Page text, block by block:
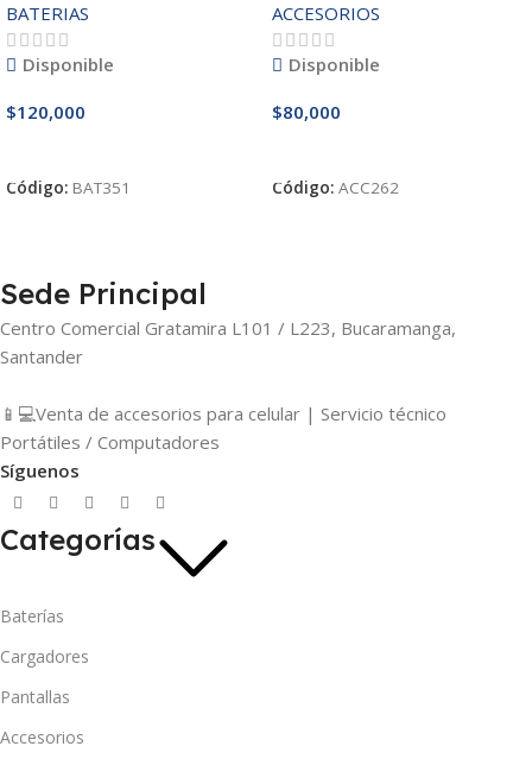
3521/5421/3425 14.8V
BATERIAS
Disponible
$120,000
Código: BAT351
ACCESORIOS
Disponible
$80,000
Código: ACC262
Sede Principal
Centro Comercial Gratamira L101 / L223, Bucaramanga,
Santander
📱💻Venta de accesorios para celular | Servicio técnico
Portátiles / Computadores
Síguenos
Categorías
Baterías
Cargadores
Pantallas
Accesorios